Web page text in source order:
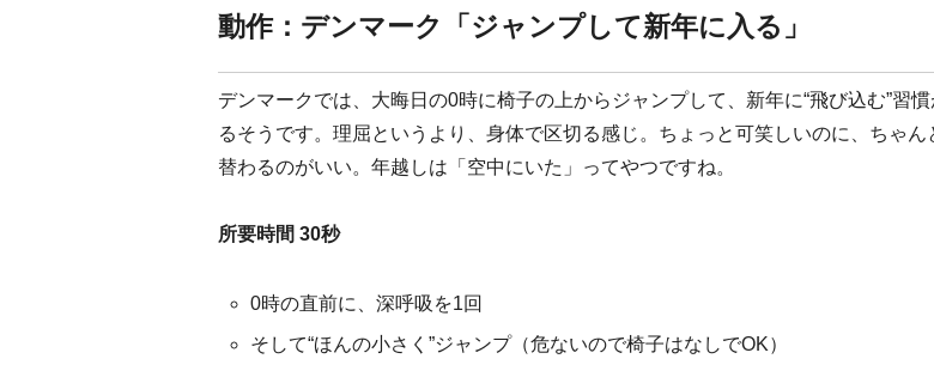
動作：デンマーク「ジャンプして新年に入る」
デンマークでは、大晦日の0時に椅子の上からジャンプして、新年に“飛び込む”習慣
るそうです。理屈というより、身体で区切る感じ。ちょっと可笑しいのに、ちゃん
替わるのがいい。年越しは「空中にいた」ってやつですね。
所要時間 30秒
0時の直前に、深呼吸を1回
そして“ほんの小さく”ジャンプ（危ないので椅子はなしでOK）